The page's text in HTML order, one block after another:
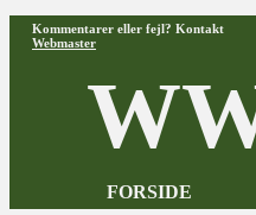
Kommentarer eller fejl? Kontakt
Webmaster
FORSIDE